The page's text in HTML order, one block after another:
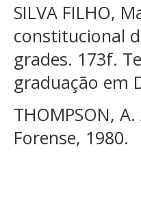
SILVA FILHO,
constitucional
grades. 173f.
graduação em
THOMPSON,
Forense, 1980.